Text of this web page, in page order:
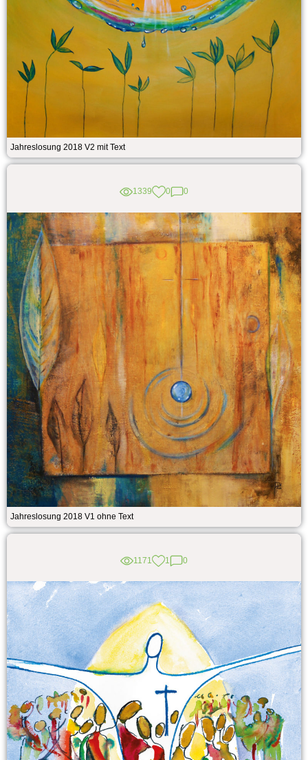
Jahreslosung 2018 V2 mit Text
1339 0 0
Jahreslosung 2018 V1 ohne Text
1171 1 0